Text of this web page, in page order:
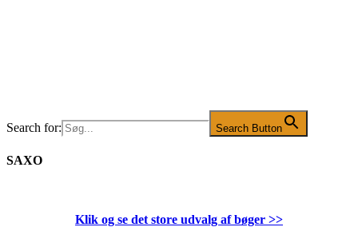
Search for: Search Button
SAXO
Klik og se det store udvalg af bøger >>